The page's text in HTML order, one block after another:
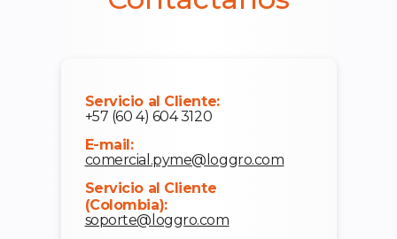
Servicio al Cliente:
+57 (60 4) 604 3120
E-mail:
comercial.pyme@loggro.com
Servicio al Cliente
(Colombia):
soporte@loggro.com